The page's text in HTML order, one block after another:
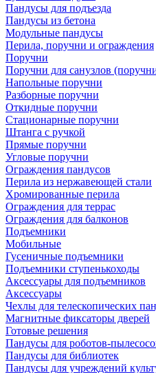
Пандусы для подъезда
Пандусы из бетона
Модульные пандусы
Перила, поручни и ограждения
Поручни
Поручни для санузлов
Напольные поручни
Разборные поручни
Откидные поручни
Стационарные поручни
Штанга с ручкой
Прямые поручни
Угловые поручни
Ограждения пандусов
Перила из нержавеющей стали
Хромированные перила
Ограждения для террас
Ограждения для балконов
Подъемники
Мобильные
Гусеничные подъемники
Подъемники ступенькоходы
Аксессуары для подъемников
Аксессуары
Чехлы для телескопических
Магнитные фиксаторы дверей
Готовые решения
Пандусы для роботов-
Пандусы для библиотек
Пандусы для учреждений